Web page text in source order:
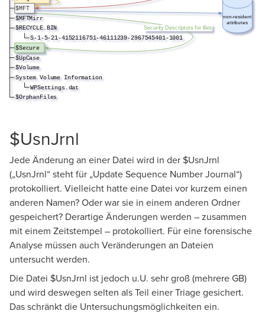
$UsnJrnl
Jede Änderung an einer Datei wird in der $UsnJrnl
(„UsnJrnl“ steht für „Update Sequence Number Journal“)
protokolliert. Vielleicht hatte eine Datei vor kurzem einen
anderen Namen? Oder war sie in einem anderen Ordner
gespeichert? Derartige Änderungen werden – zusammen
mit einem Zeitstempel – protokolliert. Für eine forensische
Analyse müssen auch Veränderungen an Dateien
untersucht werden.
Die Datei $UsnJrnl ist jedoch u.U. sehr groß (mehrere GB)
und wird deswegen selten als Teil einer Triage gesichert.
Das schränkt die Untersuchungsmöglichkeiten ein.